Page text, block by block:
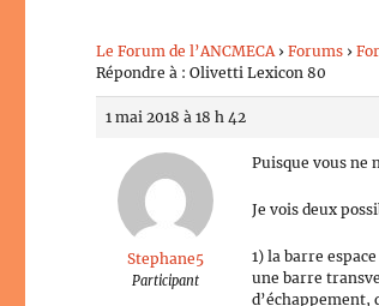
Le Forum de l’ANCMECA › Forums ›
Répondre à : Olivetti Lexicon 80
1 mai 2018 à 18 h 42
Stephane5
Participant
Puisque vous ne
Je vois deux
1) la barre
une barre
d’échappement,